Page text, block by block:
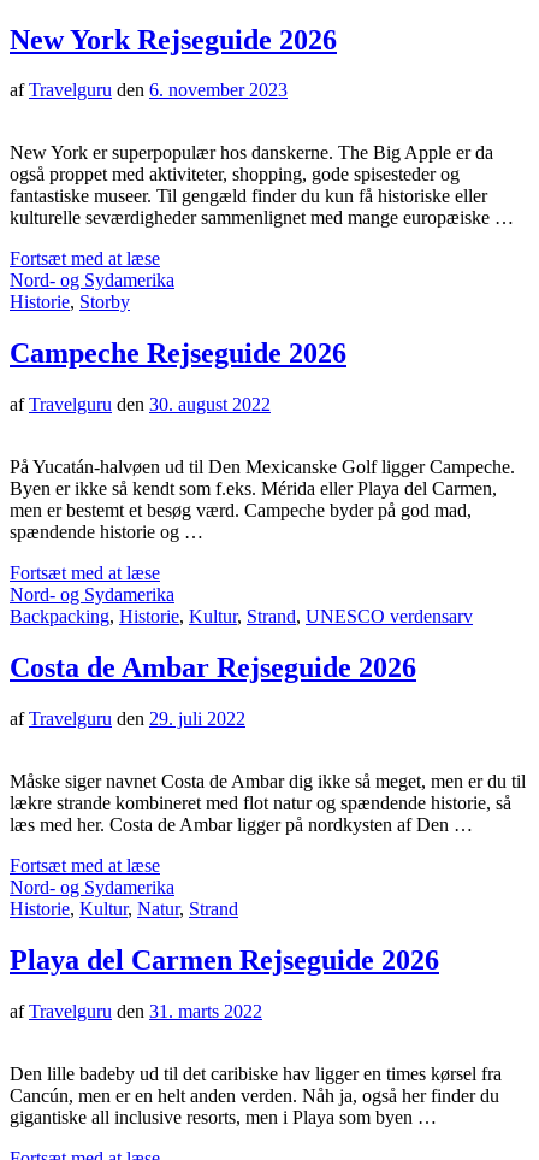
New York Rejseguide 2026
afTravelguru den 6. november 2023
New York er superpopulær hos danskerne. The Big Apple er da
også proppet med aktiviteter, shopping, gode spisesteder og
fantastiske museer. Til gengæld finder du kun få historiske eller
kulturelle seværdigheder sammenlignet med mange europæiske …
Fortsæt med at læse
Nord- og Sydamerika
Historie, Storby
Campeche Rejseguide 2026
afTravelguru den 30. august 2022
På Yucatán-halvøen ud til Den Mexicanske Golf ligger Campeche.
Byen er ikke så kendt som f.eks. Mérida eller Playa del Carmen,
men er bestemt et besøg værd. Campeche byder på god mad,
spændende historie og …
Fortsæt med at læse
Nord- og Sydamerika
Backpacking, Historie, Kultur, Strand, UNESCO verdensarv
Costa de Ambar Rejseguide 2026
afTravelguru den 29. juli 2022
Måske siger navnet Costa de Ambar dig ikke så meget, men er du til
lækre strande kombineret med flot natur og spændende historie, så
læs med her. Costa de Ambar ligger på nordkysten af Den …
Fortsæt med at læse
Nord- og Sydamerika
Historie, Kultur, Natur, Strand
Playa del Carmen Rejseguide 2026
afTravelguru den 31. marts 2022
Den lille badeby ud til det caribiske hav ligger en times kørsel fra
Cancún, men er en helt anden verden. Nåh ja, også her finder du
gigantiske all inclusive resorts, men i Playa som byen …